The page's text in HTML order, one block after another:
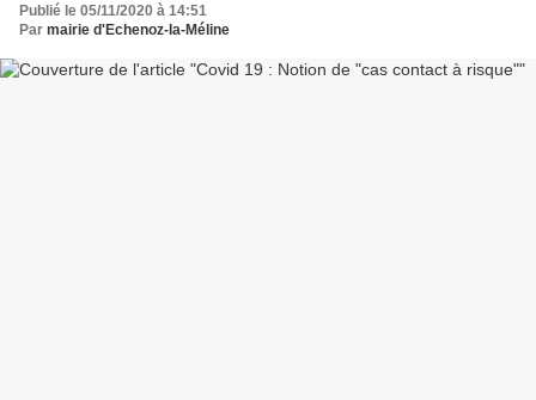
Publié le 05/11/2020 à 14:51
Par mairie d'Echenoz-la-Méline